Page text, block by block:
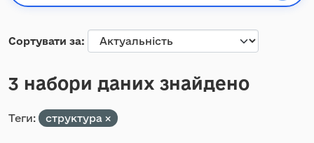
Сортувати за
3 набори даних знайдено
Теги: структура